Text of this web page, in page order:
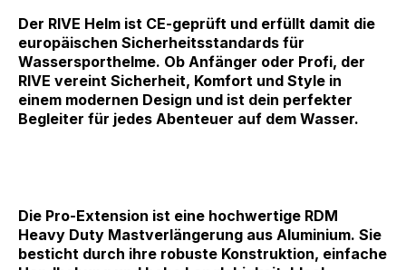
Der RIVE Helm ist CE-geprüft und erfüllt damit die
europäischen Sicherheitsstandards für
Wassersporthelme. Ob Anfänger oder Profi, der
RIVE vereint Sicherheit, Komfort und Style in
einem modernen Design und ist dein perfekter
Begleiter für jedes Abenteuer auf dem Wasser.
Die Pro-Extension ist eine hochwertige RDM
Heavy Duty Mastverlängerung aus Aluminium. Sie
besticht durch ihre robuste Konstruktion, einfache